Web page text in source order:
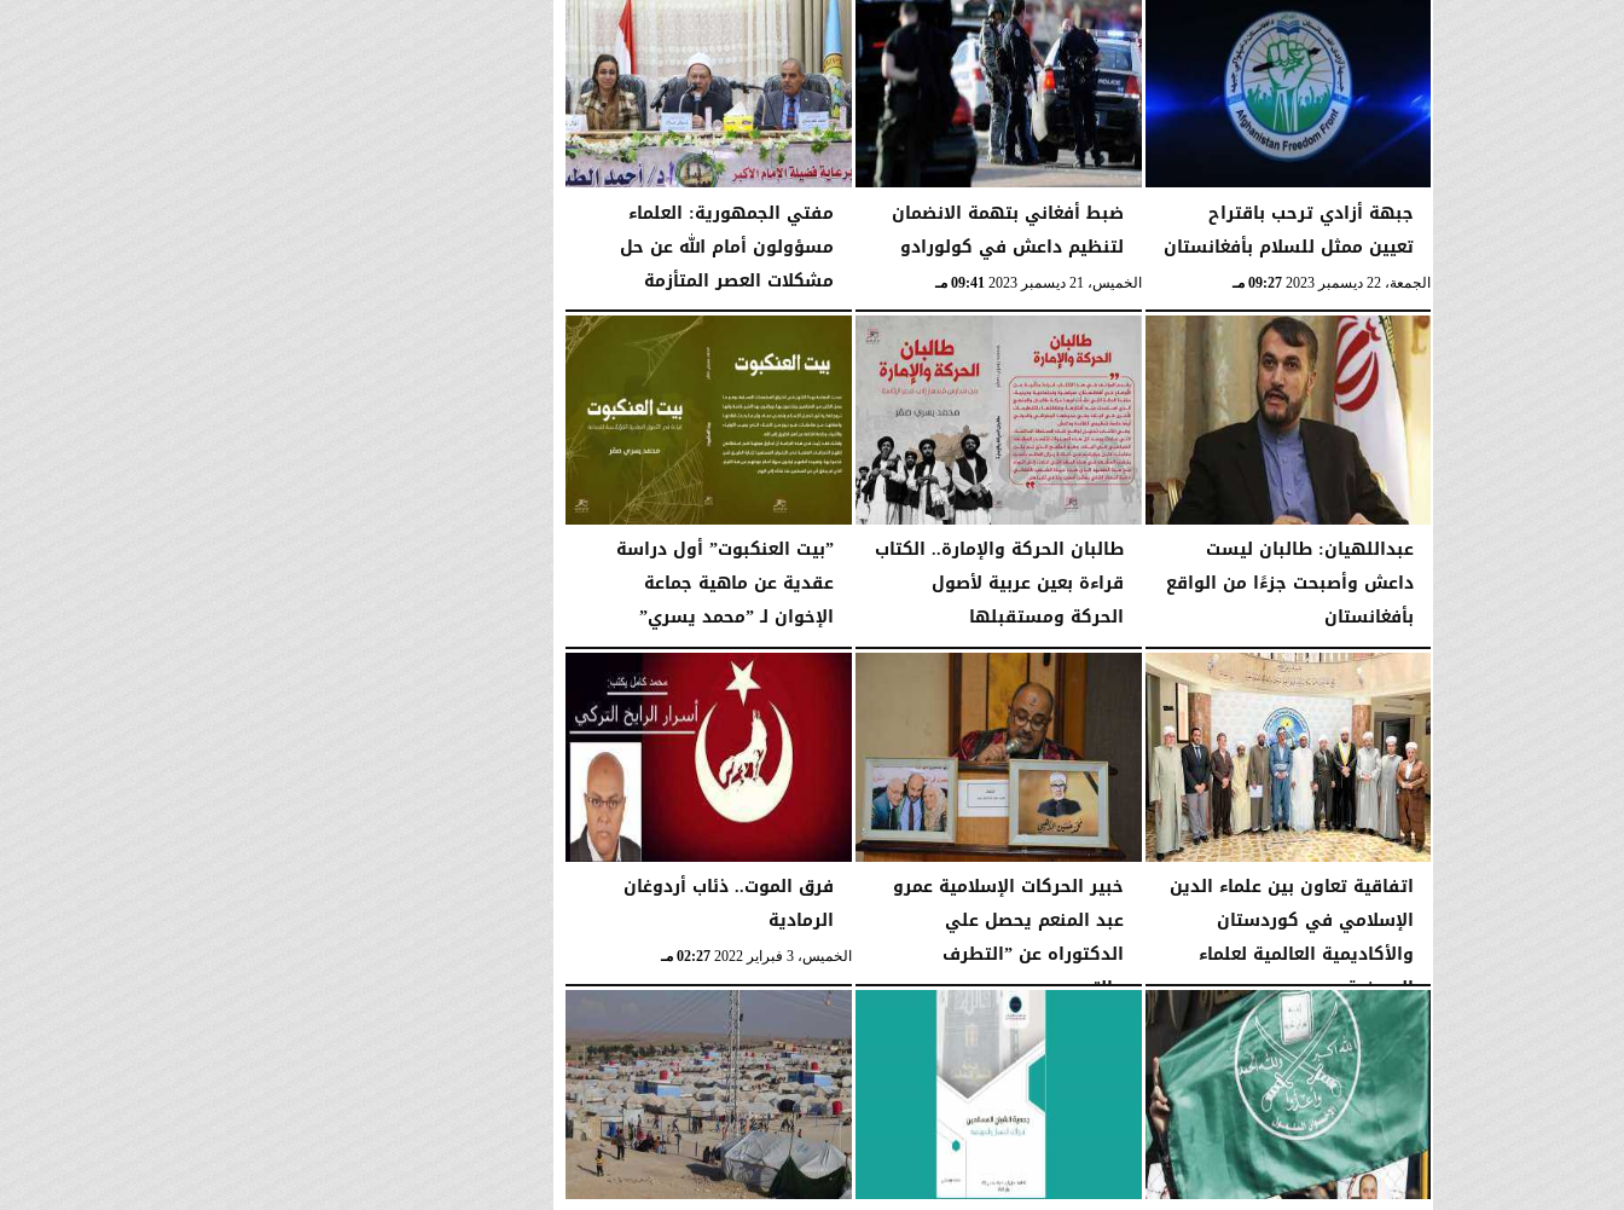
جبهة أزادي ترحب باقتراح
تعيين ممثل للسلام بأفغانستان
الجمعة، 22 ديسمبر 2023 09:27 مـ
ضبط أفغاني بتهمة الانضمان
لتنظيم داعش في كولورادو
الخميس، 21 ديسمبر 2023 09:41 مـ
مفتي الجمهورية: العلماء
مسؤولون أمام الله عن حل
مشكلات العصر المتأزمة
الثلاثاء، 19 ديسمبر 2023 04:07 مـ
عبداللهيان: طالبان ليست
داعش وأصبحت جزءًا من الواقع
بأفغانستان
السبت، 9 ديسمبر 2023 07:51 مـ
طالبان الحركة والإمارة.. الكتاب
قراءة بعين عربية لأصول
الحركة ومستقبلها
الإثنين، 10 يوليو 2023 07:34 مـ
”بيت العنكبوت” أول دراسة
عقدية عن ماهية جماعة
الإخوان لـ ”محمد يسري”
الثلاثاء، 13 يونيو 2023 05:24 مـ
اتفاقية تعاون بين علماء الدين
الإسلامي في كوردستان
والأكاديمية العالمية لعلماء
الصوفية
الخميس، 14 يوليو 2022 09:23 مـ
خبير الحركات الإسلامية عمرو
عبد المنعم يحصل علي
الدكتوراه عن ”التطرف
والتجديد...
07:59 مـ
فرق الموت.. ذئاب أردوغان
الرمادية
الخميس، 3 فبراير 2022 02:27 مـ